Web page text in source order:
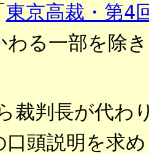
東京高裁・第4
わる一部を除
裁判長が代わ
口頭説明を求